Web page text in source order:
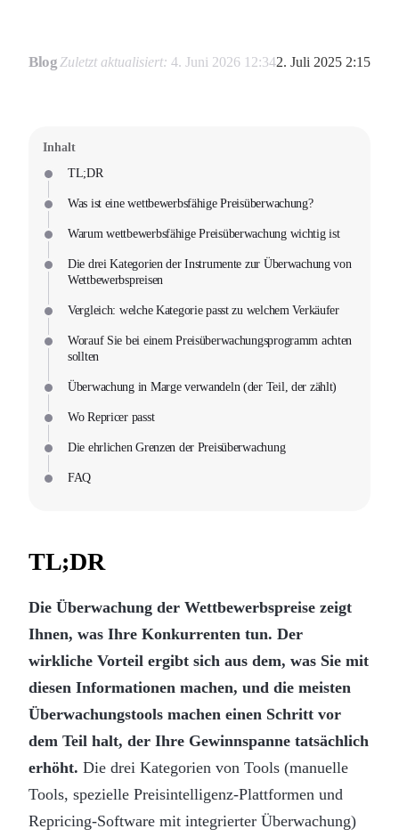
Blog Zuletzt aktualisiert: 4. Juni 2026 12:342. Juli 2025 2:15
Inhalt
TL;DR
Was ist eine wettbewerbsfähige Preisüberwachung?
Warum wettbewerbsfähige Preisüberwachung wichtig ist
Die drei Kategorien der Instrumente zur Überwachung von
Wettbewerbspreisen
Vergleich: welche Kategorie passt zu welchem Verkäufer
Worauf Sie bei einem Preisüberwachungsprogramm achten
sollten
Überwachung in Marge verwandeln (der Teil, der zählt)
Wo Repricer passt
Die ehrlichen Grenzen der Preisüberwachung
FAQ
TL;DR
Die Überwachung der Wettbewerbspreise zeigt
Ihnen, was Ihre Konkurrenten tun. Der
wirkliche Vorteil ergibt sich aus dem, was Sie mit
diesen Informationen machen, und die meisten
Überwachungstools machen einen Schritt vor
dem Teil halt, der Ihre Gewinnspanne tatsächlich
erhöht. Die drei Kategorien von Tools (manuelle
Tools, spezielle Preisintelligenz-Plattformen und
Repricing-Software mit integrierter Überwachung)